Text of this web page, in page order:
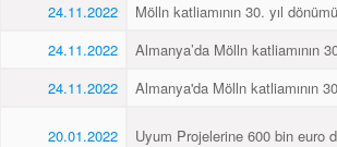
24.11.2022
Mölln katliamının 30. yıl
24.11.2022
Almanya’da Mölln katliamının
24.11.2022
Almanya'da Mölln katliamının
20.01.2022 Uyum Projelerine 600 bin euro